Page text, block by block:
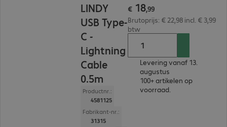
LINDY
USB Type-
C -
Lightning
Cable
0.5m
Productnr.:
4581125
Fabrikant-nr.:
31315
€ 18,99
Brutoprijs: € 22,98 incl. € 3,99
btw
Levering vanaf 13.
augustus
100+ artikelen op
voorraad.